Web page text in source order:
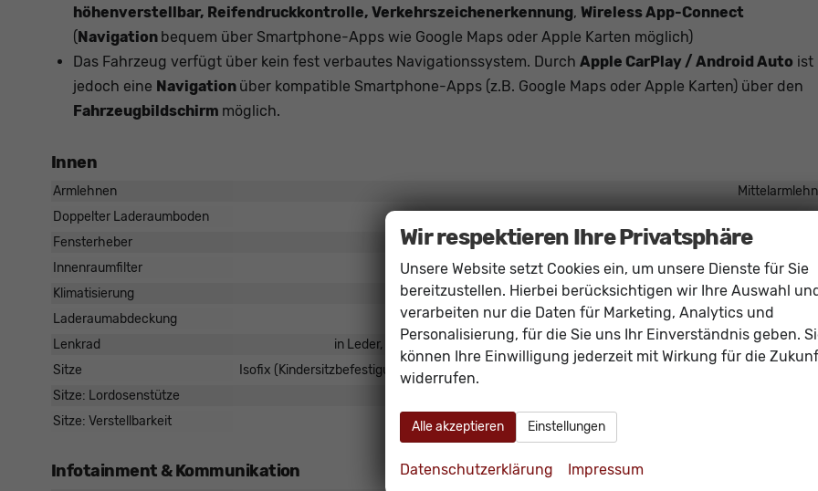
höhenverstellbar, Reifendruckkontrolle, Verkehrszeichenerkennung, Wireless App-Connect
( Navigation bequem über Smartphone-Apps wie Google Maps oder Apple Karten möglich)
Das Fahrzeug verfügt über kein fest verbautes Navigationssystem. Durch Apple CarPlay / Android Auto ist
jedoch eine Navigation über kompatible Smartphone-Apps (z.B. Google Maps oder Apple Karten) über den
Fahrzeugbildschirm möglich.
Innen
Armlehnen
Doppelter Laderaumboden
Fensterheber
elektrisch 4-
Innenraumfilter
Klimatisierung
Klimaautomatik, 2-Zonen-
Laderaumabdeckung
Lenkrad
in Leder, höhenverstellbar, mit Multifunktionen, in Sportausführung, mit
Sitze
Isofix (Kindersitzbefestigung), Rücksitzbank hinten geteilt, Sitzheizung, Sportsitze, Isofix
Sitze: Lordosenstütze
Sitze: Verstellbarkeit
Höhenverstellbarer Fahrer- und
Infotainment & Kommunikation
Wir respektieren Ihre Privatsphäre
Unsere Website setzt Cookies ein, um unsere Dienste für Sie
bereitzustellen. Hierbei berücksichtigen wir Ihre Auswahl
verarbeiten nur die Daten für Marketing, Analytics und
Personalisierung, für die Sie uns Ihr Einverständnis geben.
können Ihre Einwilligung jederzeit mit Wirkung für die
widerrufen.
Alle akzeptieren Einstellungen
Datenschutzerklärung Impressum